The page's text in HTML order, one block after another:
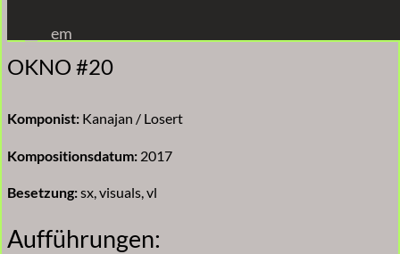
Inhalt
springen
em
OKNO #20
Komponist: Kanajan / Losert
Kompositionsdatum: 2017
Besetzung:sx, visuals, vl
Aufführungen: